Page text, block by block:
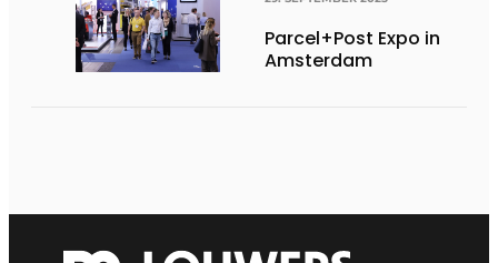
Parcel+Post Expo in
Amsterdam